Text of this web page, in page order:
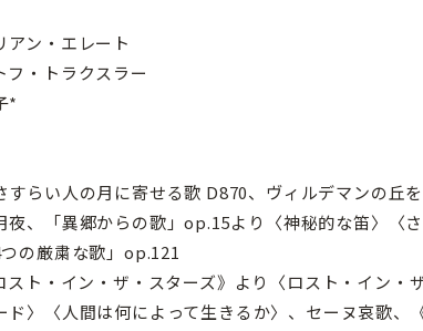
アン・エレート
フ・トラクスラー
*
すらい人の月に寄せる歌 D870、ヴィルデマンの丘
夜、「異郷からの歌」op.15より〈神秘的な笛〉〈
の厳粛な歌」op.121
スト・イン・ザ・スターズ》より〈ロスト・イン・
ド〉〈人間は何によって生きるか〉、セーヌ哀歌、